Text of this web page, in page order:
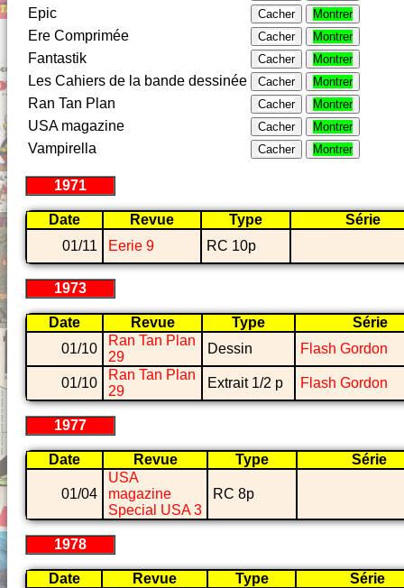
Epic Cacher Montrer
Ere Comprimée Cacher Montrer
Fantastik Cacher Montrer
Les Cahiers de la bande dessinée Cacher Montrer
Ran Tan Plan Cacher Montrer
USA magazine Cacher Montrer
Vampirella Cacher Montrer
1971
Date Revue Type
Série
01/11
Eerie 9 RC 10p
1973
Date Revue Type
Série
01/10
Ran Tan Plan
29
Dessin Flash Gordon
01/10
Ran Tan Plan
29
Extrait 1/2 p Flash Gordon
1977
Date Revue Type Série
01/04
USA
magazine
Special USA 3
RC 8p
1978
Date Revue Type
Série